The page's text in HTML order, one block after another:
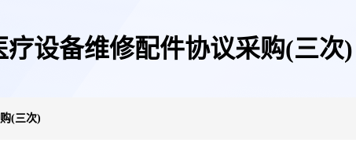
疗设备维修配件协议采购(三次)
(三次)